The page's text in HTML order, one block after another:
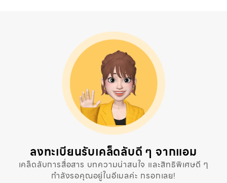
ลงทะเบียนรับเคล็ดลับดี ๆ จากแอม
เคล็ดลับการสื่อสาร บทความน่าสนใจ และสิทธิพิเศษดี ๆ
กำลังรอคุณอยู่ในอีเมลค่ะ กรอกเลย!